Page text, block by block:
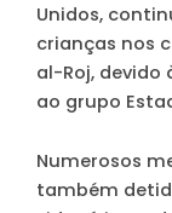
Unidos,
crianças nos
al-Roj, devido
ao grupo
Numerosos
também